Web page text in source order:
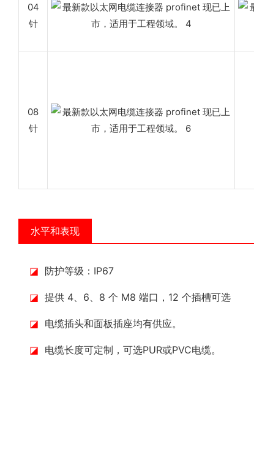
04
针
08
针
水平和表现
◪ 防护等级：IP67
◪ 提供 4、6、8 个 M8 端口，12 个插槽可选
◪ 电缆插头和面板插座均有供应。
◪ 电缆长度可定制，可选PUR或PVC电缆。